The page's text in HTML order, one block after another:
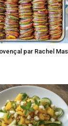
par Rachel